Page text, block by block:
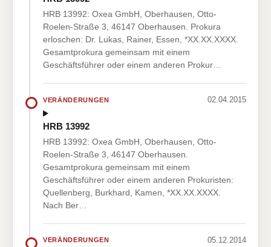
HRB 13992: Oxea GmbH, Oberhausen, Otto-
Roelen-Straße 3, 46147 Oberhausen. Prokura
erloschen: Dr. Lukas, Rainer, Essen, *XX.XX.XXXX.
Gesamtprokura gemeinsam mit einem
Geschäftsführer oder einem anderen Prokur…
VERÄNDERUNGEN 02.04.2015
HRB 13992
HRB 13992: Oxea GmbH, Oberhausen, Otto-
Roelen-Straße 3, 46147 Oberhausen.
Gesamtprokura gemeinsam mit einem
Geschäftsführer oder einem anderen Prokuristen:
Quellenberg, Burkhard, Kamen, *XX.XX.XXXX.
Nach Ber…
VERÄNDERUNGEN 05.12.2014